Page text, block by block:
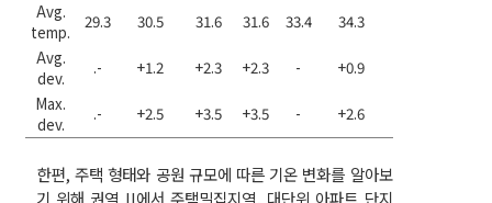
Avg.
temp.
29.3 30.5 31.6 31.6 33.4 34.3
Avg.
dev.
.- +1.2 +2.3 +2.3 - +0.9
Max.
dev.
.- +2.5 +3.5 +3.5 - +2.6
한편, 주택 형태와 공원 규모에 따른 기온 변화를 알아보